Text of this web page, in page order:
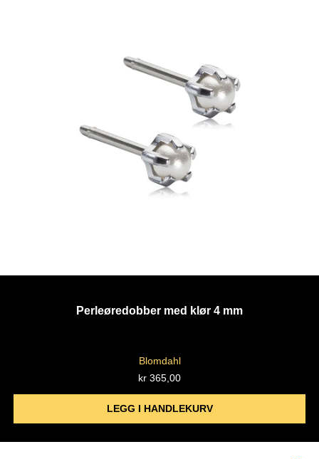
Perleøredobber med klør 4 mm
Blomdahl
kr 365,00
LEGG I HANDLEKURV